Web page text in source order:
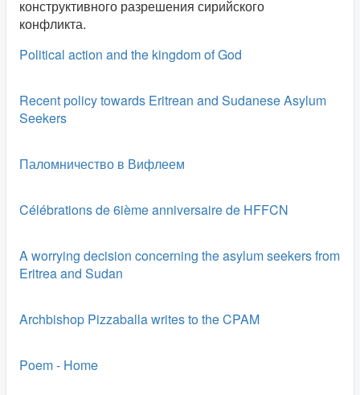
конструктивного разрешения сирийского
конфликта.
Political action and the kingdom of God
Recent policy towards Eritrean and Sudanese Asylum
Seekers
Паломничество в Вифлеем
Célébrations de 6ième anniversaire de HFFCN
A worrying decision concerning the asylum seekers from
Eritrea and Sudan
Archbishop Pizzaballa writes to the CPAM
Poem - Home